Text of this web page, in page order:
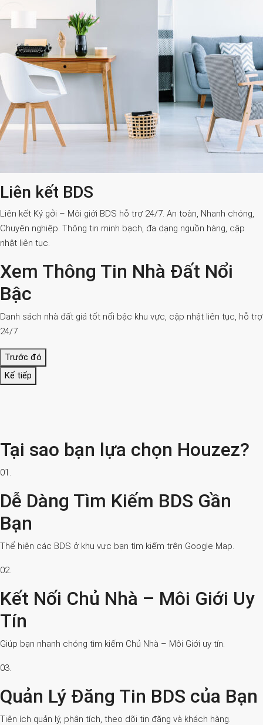
Liên kết BDS
Liên kết Ký gởi – Môi giới BDS hỗ trợ 24/7. An toàn, Nhanh chóng,
Chuyên nghiệp. Thông tin minh bạch, đa dạng nguồn hàng, cập
nhật liên tục.
Xem Thông Tin Nhà Đất Nổi
Bậc
Danh sách nhà đất giá tốt nổi bậc khu vực, cập nhật liên tục, hỗ trợ
24/7
Trước đó
Kế tiếp
Tại sao bạn lựa chọn Houzez?
01.
Dễ Dàng Tìm Kiếm BDS Gần
Bạn
Thể hiện các BDS ở khu vực bạn tìm kiếm trên Google Map.
02.
Kết Nối Chủ Nhà – Môi Giới Uy
Tín
Giúp bạn nhanh chóng tìm kiếm Chủ Nhà – Môi Giới uy tín.
03.
Quản Lý Đăng Tin BDS của Bạn
Tiện ích quản lý, phân tích, theo dõi tin đăng và khách hàng.